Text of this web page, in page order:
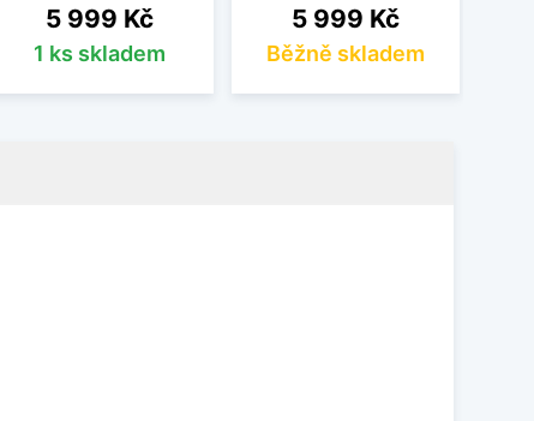
Cena
5 999 Kč
1 ks skladem
Cena
5 999 Kč
Běžně skladem